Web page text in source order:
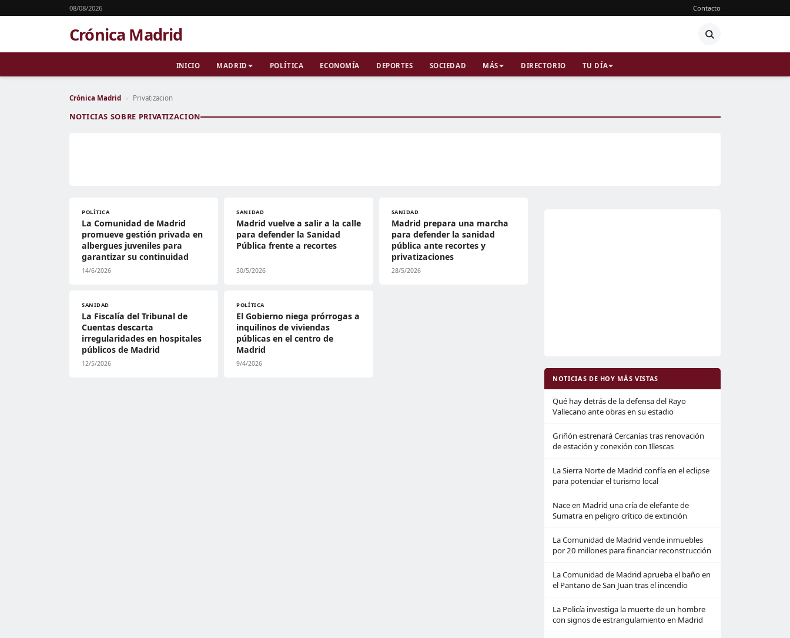
08/08/2026 Contacto
Crónica Madrid
INICIO MADRID POLÍTICA ECONOMÍA DEPORTES SOCIEDAD MÁS DIRECTORIO TU DÍA
Crónica Madrid › Privatizacion
NOTICIAS SOBRE PRIVATIZACION
POLÍTICA
La Comunidad de Madrid
promueve gestión privada en
albergues juveniles para
garantizar su continuidad
14/6/2026
SANIDAD
Madrid vuelve a salir a la calle
para defender la Sanidad
Pública frente a recortes
30/5/2026
SANIDAD
Madrid prepara una marcha
para defender la sanidad
pública ante recortes y
privatizaciones
28/5/2026
SANIDAD
La Fiscalía del Tribunal de
Cuentas descarta
irregularidades en hospitales
públicos de Madrid
12/5/2026
POLÍTICA
El Gobierno niega prórrogas a
inquilinos de viviendas
públicas en el centro de
Madrid
9/4/2026
NOTICIAS DE HOY MÁS VISTAS
Qué hay detrás de la defensa del Rayo
Vallecano ante obras en su estadio
Griñón estrenará Cercanías tras renovación
de estación y conexión con Illescas
La Sierra Norte de Madrid confía en el eclipse
para potenciar el turismo local
Nace en Madrid una cría de elefante de
Sumatra en peligro crítico de extinción
La Comunidad de Madrid vende inmuebles
por 20 millones para financiar reconstrucción
La Comunidad de Madrid aprueba el baño en
el Pantano de San Juan tras el incendio
La Policía investiga la muerte de un hombre
con signos de estrangulamiento en Madrid